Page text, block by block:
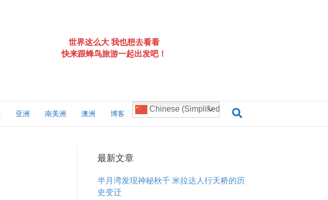
世界这么大 我也想去看看
快来跟蜂鸟旅游一起出发吧！
亚洲 南美洲 澳洲 博客
Chinese (Simplified)
最新文章
半月湾发现神秘秋千 米拉达人行天桥的历
史变迁